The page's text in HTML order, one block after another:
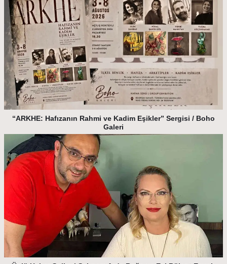
“ARKHE: Hafızanın Rahmi ve Kadim Eşikler” Sergisi / Boho
Galeri